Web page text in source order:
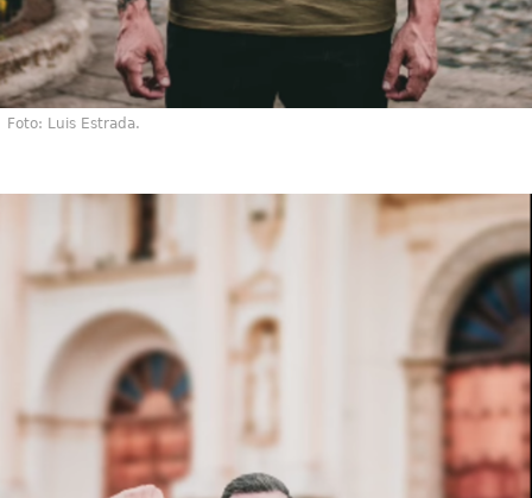
Foto: Luis Estrada.